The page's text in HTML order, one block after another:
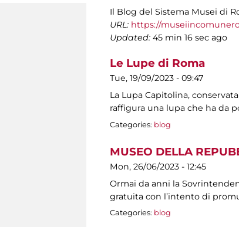
Il Blog del Sistema Musei di
URL: https://
Updated: 45 min 16 sec ago
Le Lupe di Roma
Tue, 19/09/2023 - 09:47
La Lupa Capitolina,
raffigura una lupa che ha da
Categories: blog
MUSEO DELLA
Mon, 26/06/2023 - 12:45
Ormai da anni la
gratuita con l’intento di
Categories: blog